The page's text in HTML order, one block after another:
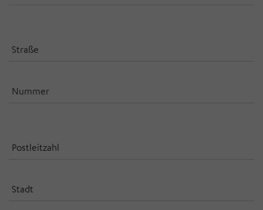
Straße
Nummer
Postleitzahl
Stadt